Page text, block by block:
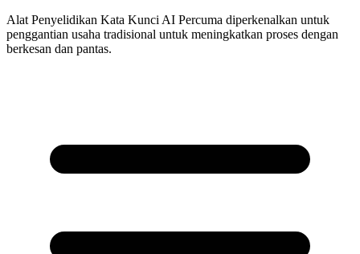
Alat Penyelidikan Kata Kunci AI Percuma diperkenalkan untuk
penggantian usaha tradisional untuk meningkatkan proses dengan
berkesan dan pantas.